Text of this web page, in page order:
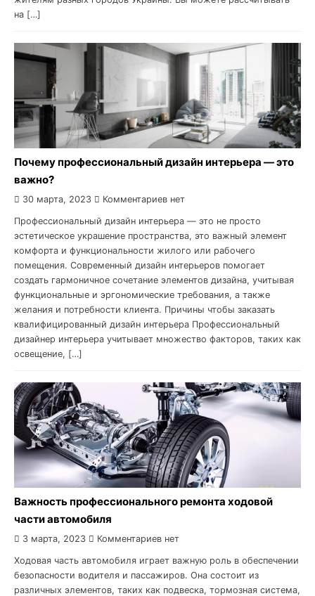
на […]
Почему профессиональный дизайн интерьера — это
важно?
30 марта, 2023 Комментариев нет
Профессиональный дизайн интерьера — это не просто
эстетическое украшение пространства, это важный элемент
комфорта и функциональности жилого или рабочего
помещения. Современный дизайн интерьеров помогает
создать гармоничное сочетание элементов дизайна, учитывая
функциональные и эргономические требования, а также
желания и потребности клиента. Причины чтобы заказать
квалифицированный дизайн интерьера Профессиональный
дизайнер интерьера учитывает множество факторов, таких как
освещение, […]
Важность профессионального ремонта ходовой
части автомобиля
3 марта, 2023 Комментариев нет
Ходовая часть автомобиля играет важную роль в обеспечении
безопасности водителя и пассажиров. Она состоит из
различных элементов, таких как подвеска, тормозная система,